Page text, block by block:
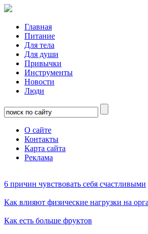
Главная
Питание
Для тела
Для души
Привычки
Инструменты
Новости
Люди
О сайте
Контакты
Карта сайта
Реклама
6 причин чувствовать себя счастливыми
Как влияют физические нагрузки на
Как есть больше фруктов